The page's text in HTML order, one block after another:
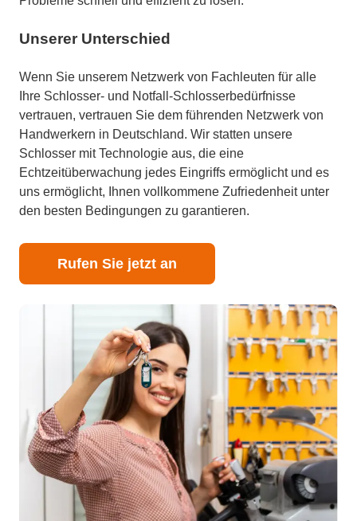
Unserer Unterschied
Wenn Sie unserem Netzwerk von Fachleuten für alle
Ihre Schlosser- und Notfall-Schlosserbedürfnisse
vertrauen, vertrauen Sie dem führenden Netzwerk von
Handwerkern in Deutschland. Wir statten unsere
Schlosser mit Technologie aus, die eine
Echtzeitüberwachung jedes Eingriffs ermöglicht und es
uns ermöglicht, Ihnen vollkommene Zufriedenheit unter
den besten Bedingungen zu garantieren.
Rufen Sie jetzt an